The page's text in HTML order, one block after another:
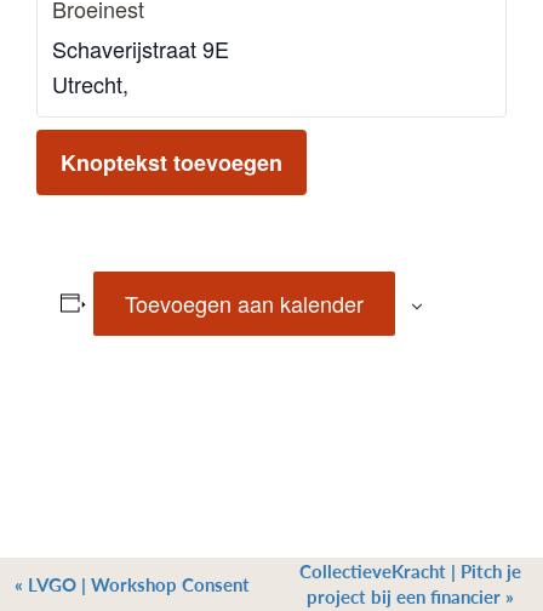
Broeinest
Schaverijstraat 9E
Utrecht,
Knoptekst toevoegen
Toevoegen aan kalender
« LVGO | Workshop Consent
CollectieveKracht | Pitch je
project bij een financier »